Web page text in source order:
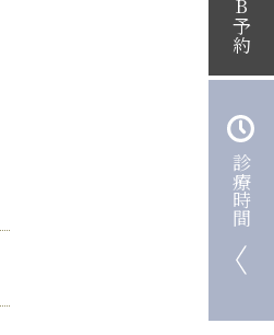
予約
診療時間